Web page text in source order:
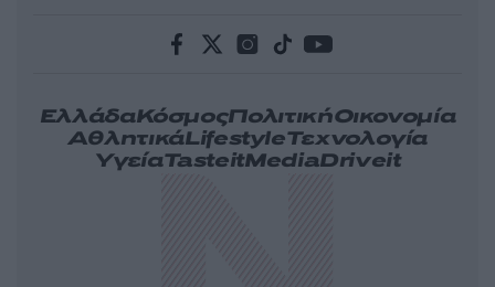
ΕλλάδαΚόσμοςΠολιτικήΟικονομία
ΑθλητικάLifestyleΤεχνολογία
ΥγείαTasteitMediaDriveit